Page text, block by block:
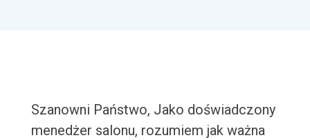
Szanowni Państwo, Jako doświadczony
menedżer salonu, rozumiem jak ważna